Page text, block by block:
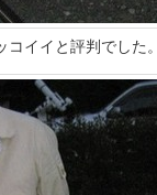
イイと評判でした